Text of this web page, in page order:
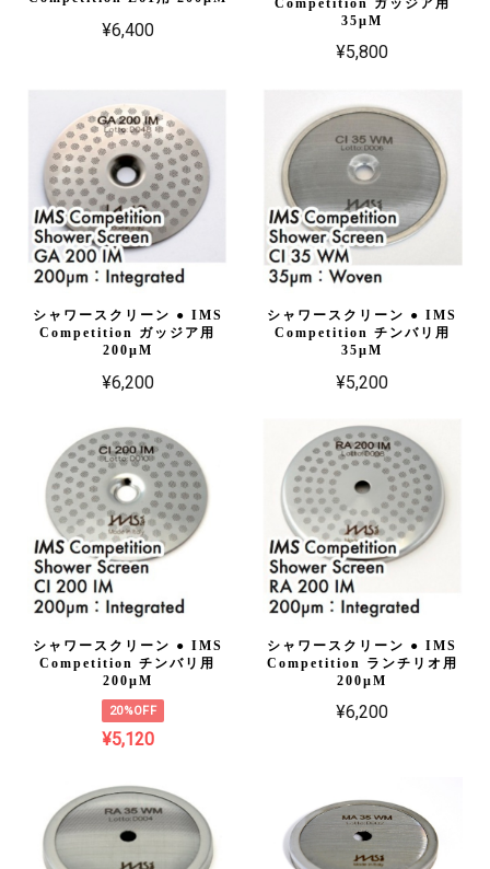
¥6,400
35µM
¥5,800
シャワースクリーン ● IMS
Competition ガッジア用
200µM
¥6,200
シャワースクリーン ● IMS
Competition チンバリ用
35µM
¥5,200
シャワースクリーン ● IMS
Competition チンバリ用
200µM
20%OFF
¥5,120
シャワースクリーン ● IMS
Competition ランチリオ用
200µM
¥6,200